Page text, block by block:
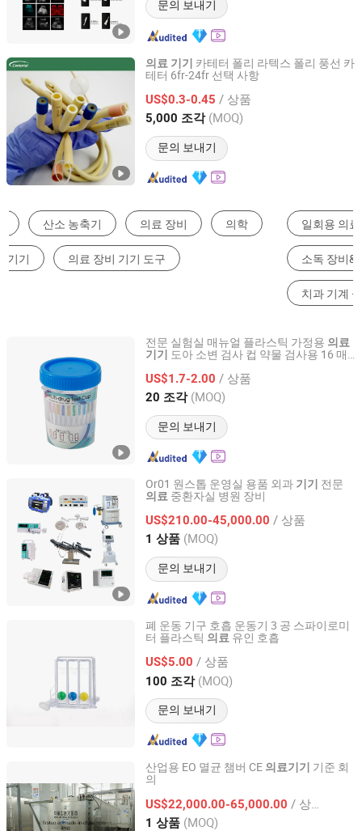
문의 보내기
의료 기기
카테터 폴리 라텍스 폴리 풍선 카
테터 6fr-24fr 선택 사항
US$0.3-0.45 / 상품
5,000 조각 (MOQ)
문의 보내기
Zhongshan Centurial Medical Technology Co., Ltd.
Guangdong, China 이후 2021
일회용 의료 소모품 의료 진단 장비
소독 장비&멸균기 수술 전용 설비 수술 기구
전문 실험실 매뉴얼 플라스틱 가정용 의료
기기 도아 소변 검사 컵 약물 검사용 16 매
US$1.7-2.00 / 상품
20 조각 (MOQ)
문의 보내기
Safecare Biotech(Hangzhou) Co., Ltd.
Zhejiang, China 이후 2026
Or01 원스톱 운영실 용품 외과 기기 전문
의료 중환자실 병원 장비
US$210.00-45,000.00 / 상품
1 상품 (MOQ)
문의 보내기
GUANGZHOU LEYTE MEDICAL EQUIPMENT CO LIMITED
Guangdong, China 이후 2022
폐 운동 기구 호흡 운동기 3 공 스파이로미
터 플라스틱 의료 유인 호흡
US$5.00 / 상품
100 조각 (MOQ)
문의 보내기
Ningbo Jingjie Medical Device Co., Ltd
Zhejiang, China 이후 2025
산업용 EO 멸균 챔버 CE 의료기기
기준 회
의
US$22,000.00-65,000.00 / 상품
1 상품 (MOQ)
Hangzhou Firsteo Machinery Equipment Co., Ltd.
Zhejiang, China 이후 2018